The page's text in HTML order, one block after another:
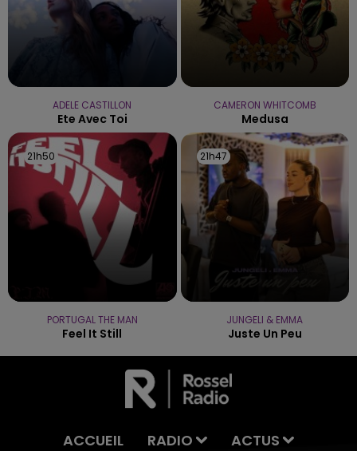
ADELE CASTILLON
Ete Avec Toi
CAMERON WHITCOMB
Medusa
21h50
21h50
PORTUGAL THE MAN
Feel It Still
21h47
21h47
JUNGELI & EMMA
Juste Un Peu
ACCUEIL RADIO
ACTUS